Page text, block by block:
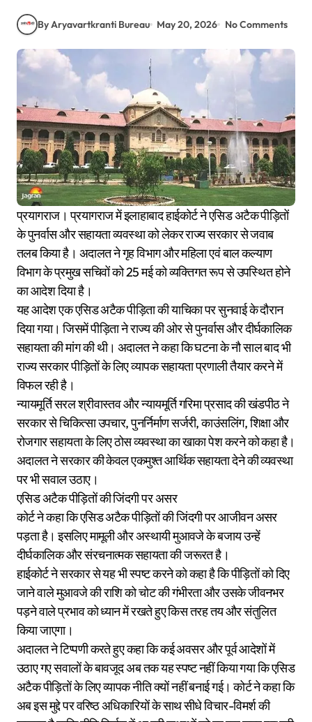
By Aryavartkranti Bureau May 20, 2026 No Comments
प्रयागराज। प्रयागराज में इलाहाबाद हाईकोर्ट ने एसिड अटैक पीड़ितों
के पुनर्वास और सहायता व्यवस्था को लेकर राज्य सरकार से जवाब
तलब किया है। अदालत ने गृह विभाग और महिला एवं बाल कल्याण
विभाग के प्रमुख सचिवों को 25 मई को व्यक्तिगत रूप से उपस्थित होने
का आदेश दिया है।
यह आदेश एक एसिड अटैक पीड़िता की याचिका पर सुनवाई के दौरान
दिया गया। जिसमें पीड़िता ने राज्य की ओर से पुनर्वास और दीर्घकालिक
सहायता की मांग की थी। अदालत ने कहा कि घटना के नौ साल बाद भी
राज्य सरकार पीड़ितों के लिए व्यापक सहायता प्रणाली तैयार करने में
विफल रही है।
न्यायमूर्ति सरल श्रीवास्तव और न्यायमूर्ति गरिमा प्रसाद की खंडपीठ ने
सरकार से चिकित्सा उपचार, पुनर्निर्माण सर्जरी, काउंसलिंग, शिक्षा और
रोजगार सहायता के लिए ठोस व्यवस्था का खाका पेश करने को कहा है।
अदालत ने सरकार की केवल एकमुश्त आर्थिक सहायता देने की व्यवस्था
पर भी सवाल उठाए।
एसिड अटैक पीड़ितों की जिंदगी पर असर
कोर्ट ने कहा कि एसिड अटैक पीड़ितों की जिंदगी पर आजीवन असर
पड़ता है। इसलिए मामूली और अस्थायी मुआवजे के बजाय उन्हें
दीर्घकालिक और संरचनात्मक सहायता की जरूरत है।
हाईकोर्ट ने सरकार से यह भी स्पष्ट करने को कहा है कि पीड़ितों को दिए
जाने वाले मुआवजे की राशि को चोट की गंभीरता और उसके जीवनभर
पड़ने वाले प्रभाव को ध्यान में रखते हुए किस तरह तय और संतुलित
किया जाएगा।
अदालत ने टिप्पणी करते हुए कहा कि कई अवसर और पूर्व आदेशों में
उठाए गए सवालों के बावजूद अब तक यह स्पष्ट नहीं किया गया कि एसिड
अटैक पीड़ितों के लिए व्यापक नीति क्यों नहीं बनाई गई। कोर्ट ने कहा कि
अब इस मुद्दे पर वरिष्ठ अधिकारियों के साथ सीधे विचार-विमर्श की